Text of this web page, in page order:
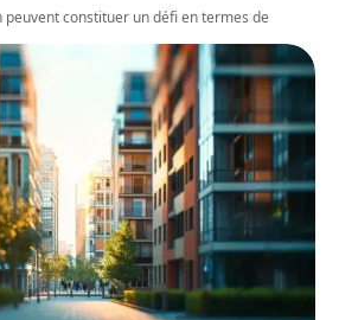
peuvent constituer un défi en termes de